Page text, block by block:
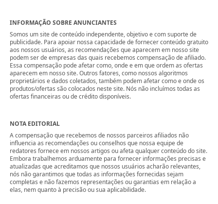
INFORMAÇÃO SOBRE ANUNCIANTES
Somos um site de conteúdo independente, objetivo e com suporte de
publicidade. Para apoiar nossa capacidade de fornecer conteúdo gratuito
aos nossos usuários, as recomendações que aparecem em nosso site
podem ser de empresas das quais recebemos compensação de afiliado.
Essa compensação pode afetar como, onde e em que ordem as ofertas
aparecem em nosso site. Outros fatores, como nossos algoritmos
proprietários e dados coletados, também podem afetar como e onde os
produtos/ofertas são colocados neste site. Nós não incluímos todas as
ofertas financeiras ou de crédito disponíveis.
NOTA EDITORIAL
A compensação que recebemos de nossos parceiros afiliados não
influencia as recomendações ou conselhos que nossa equipe de
redatores fornece em nossos artigos ou afeta qualquer conteúdo do site.
Embora trabalhemos arduamente para fornecer informações precisas e
atualizadas que acreditamos que nossos usuários acharão relevantes,
nós não garantimos que todas as informações fornecidas sejam
completas e não fazemos representações ou garantias em relação a
elas, nem quanto à precisão ou sua aplicabilidade.